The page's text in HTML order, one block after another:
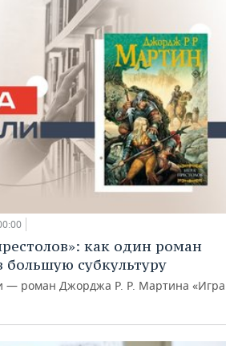
как один роман
большую субкультуру
— роман Джорджа Р. Р. Мартина «Игра